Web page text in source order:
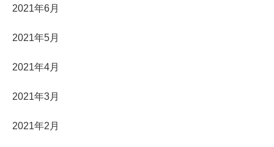
2021年6月
2021年5月
2021年4月
2021年3月
2021年2月